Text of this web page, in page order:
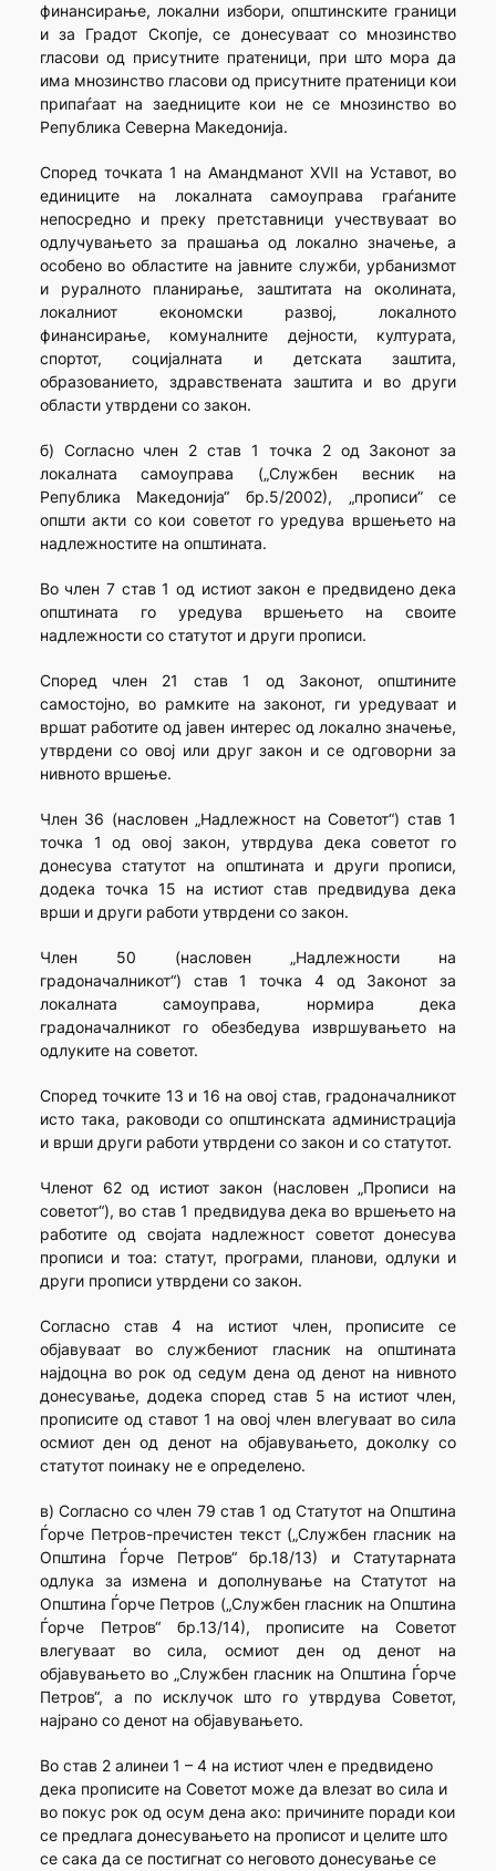
финансирање, локални избори, општинските граници
и за Градот Скопје, се донесуваат со мнозинство
гласови од присутните пратеници, при што мора да
има мнозинство гласови од присутните пратеници кои
припаѓаат на заедниците кои не се мнозинство во
Република Северна Македонија.
Според точката 1 на Амандманот XVII на Уставот, во
единиците на локалната самоуправа граѓаните
непосредно и преку претставници учествуваат во
одлучувањето за прашања од локално значење, а
особено во областите на јавните служби, урбанизмот
и руралното планирање, заштитата на околината,
локалниот економски развој, локалното
финансирање, комуналните дејности, културата,
спортот, социјалната и детската заштита,
образованието, здравствената заштита и во други
области утврдени со закон.
б) Согласно член 2 став 1 точка 2 од Законот за
локалната самоуправа („Службен весник на
Република Македонија“ бр.5/2002), „прописи” се
општи акти со кои советот го уредува вршењето на
надлежностите на општината.
Во член 7 став 1 од истиот закон е предвидено дека
општината го уредува вршењето на своите
надлежности со статутот и други прописи.
Според член 21 став 1 од Законот, општините
самостојно, во рамките на законот, ги уредуваат и
вршат работите од јавен интерес од локално значење,
утврдени со овој или друг закон и се одговорни за
нивното вршење.
Член 36 (насловен „Надлежност на Советот“) став 1
точка 1 од овој закон, утврдува дека советот го
донесува статутот на општината и други прописи,
додека точка 15 на истиот став предвидува дека
врши и други работи утврдени со закон.
Член 50 (насловен „Надлежности на
градоначалникот“) став 1 точка 4 од Законот за
локалната самоуправа, нормира дека
градоначалникот го обезбедува извршувањето на
одлуките на советот.
Според точките 13 и 16 на овој став, градоначалникот
исто така, раководи со општинската администрација
и врши други работи утврдени со закон и со статутот.
Членот 62 од истиот закон (насловен „Прописи на
советот“), во став 1 предвидува дека во вршењето на
работите од својата надлежност советот донесува
прописи и тоа: статут, програми, планови, одлуки и
други прописи утврдени со закон.
Согласно став 4 на истиот член, прописите се
објавуваат во службениот гласник на општината
најдоцна во рок од седум дена од денот на нивното
донесување, додека според став 5 на истиот член,
прописите од ставот 1 на овој член влегуваат во сила
осмиот ден од денот на објавувањето, доколку со
статутот поинаку не е определено.
в) Согласно со член 79 став 1 од Статутот на Општина
Ѓорче Петров-пречистен текст („Службен гласник на
Општина Ѓорче Петров“ бр.18/13) и Статутарната
одлука за измена и дополнување на Статутот на
Општина Ѓорче Петров („Службен гласник на Општина
Ѓорче Петров“ бр.13/14), прописите на Советот
влегуваат во сила, осмиот ден од денот на
објавувањето во „Службен гласник на Општина Ѓорче
Петров“, а по исклучок што го утврдува Советот,
најрано со денот на објавувањето.
Во став 2 алинеи 1 – 4 на истиот член е предвидено
дека прописите на Советот може да влезат во сила и
во покус рок од осум дена ако: причините поради кои
се предлага донесувањето на прописот и целите што
се сака да се постигнат со неговото донесување се